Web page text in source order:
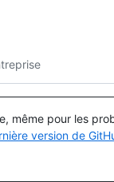
même pour les
version de